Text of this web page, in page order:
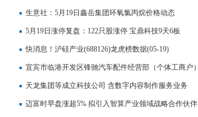
生意社：5月19日鑫岳集团环氧氯丙烷价格动态
5月19日涨停复盘：122只股涨停 宝鼎科技9天6板
快消息！沪硅产业(688126)龙虎榜数据(05-19)
宜宾市临港开发区锋驰汽车配件经营部（个体工商户）
成立 注册资本3万人民币_今日看点
天龙集团等成立科技公司 含数字内容制作服务业务
迈富时早盘涨超5% 拟引入智算产业领域战略合作伙伴